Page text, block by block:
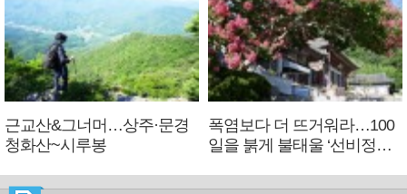
근교산&그너머…상주·문경
청화산~시루봉
폭염보다 더 뜨거워라…100
일을 붉게 불태울 ‘선비정신’